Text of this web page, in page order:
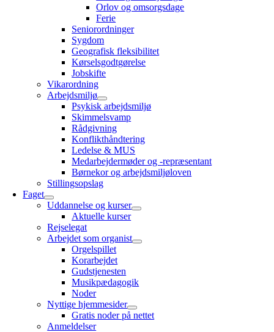
Orlov og omsorgsdage
Ferie
Seniorordninger
Sygdom
Geografisk fleksibilitet
Kørselsgodtgørelse
Jobskifte
Vikarordning
Arbejdsmiljø
Psykisk arbejdsmiljø
Skimmelsvamp
Rådgivning
Konflikthåndtering
Ledelse & MUS
Medarbejdermøder og -repræsentant
Børnekor og arbejdsmiljøloven
Stillingsopslag
Faget
Uddannelse og kurser
Aktuelle kurser
Rejselegat
Arbejdet som organist
Orgelspillet
Korarbejdet
Gudstjenesten
Musikpædagogik
Noder
Nyttige hjemmesider
Gratis noder på nettet
Anmeldelser